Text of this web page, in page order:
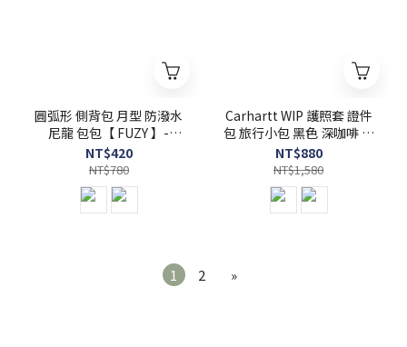
圓弧形 側背包 月型 防潑水
尼龍 包包【 FUZY 】-
B205093
NT$420
NT$780
Carhartt WIP 護照套 證件
包 旅行小包 黑色 深咖啡 【
FUZY 】- B205090
NT$880
NT$1,580
1 2 »